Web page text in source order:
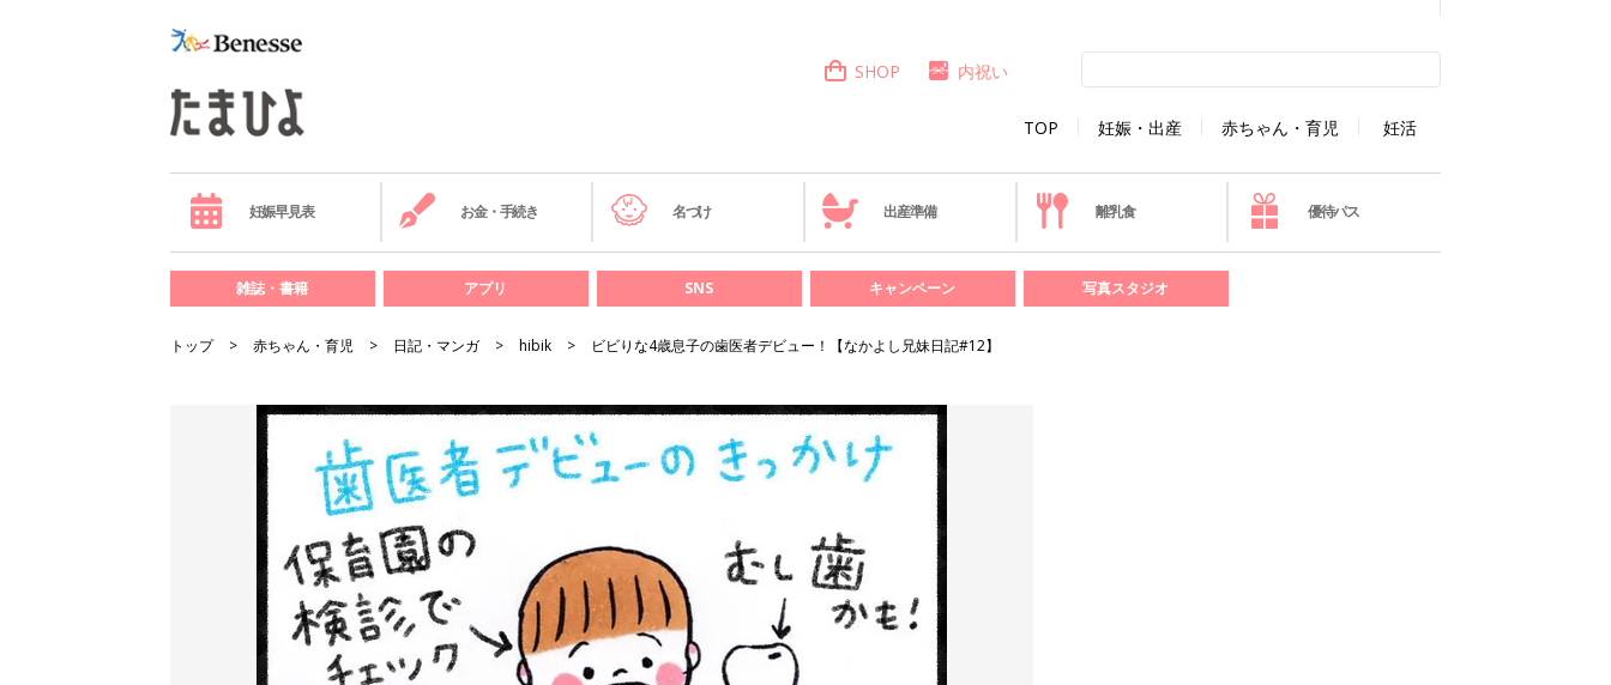
TOP 妊娠・出産 赤ちゃん・育児 妊活
SHOP 内祝い
妊娠早見表 お金・手続き 名づけ 出産準備 離乳食 優待パス
雑誌・書籍 アプリ SNS キャンペーン 写真スタジオ
トップ 赤ちゃん・育児 日記・マンガ hibik ビビりな4歳息子の歯医者デビュー！【なかよし兄妹日記#12】